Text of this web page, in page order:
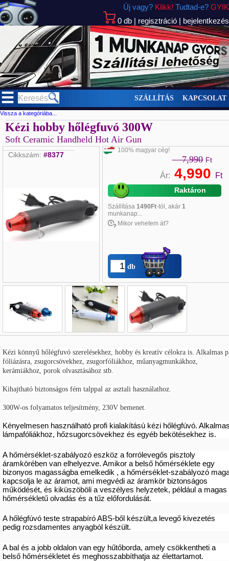
0 db | regisztráció | bejelentkezés
Új vagy? Klikk! Tudtad-e? GYIK
>
SZÁLLÍTÁS KAPCSOLAT
Vissza a kategóriába...
Kézi hobby hőlégfuvó 300W
Soft Ceramic Handheld Hot Air Gun
Cikkszám: #8377
100% magyar cég!
7,990 Ft
Ár:4,990 Ft
Raktáron
Szállítása1490Ft-tól, akár1
munkanap...
Mikor vehetem át?
db
E-mail* :
Telefon*
Kézi könnyű hőlégfuvó szerelésekhez, hobby és kreatív célokra is. Alkalmas
fóliázásra, zsugorcsövekhez, zsugorfóliákhoz, műanyagmunkákhoz,
kerámiákhoz, porok olvasztásához stb.
Kihajtható biztonságos fém talppal az asztali használathoz.
300W-os folyamatos teljesítmény, 230V bemenet.
Kényelmesen használható profi kialakítású kézi hőlégfúvó.
lámpafóliákhoz, hőzsugorcsövekhez és egyéb bekötésekhez is.
A hőmérséklet-szabályozó eszköz a forrólevegős pisztoly
áramkörében van elhelyezve. Amikor a belső hőmérséklete egy
bizonyos magasságba emelkedik , a hőmérséklet-szabályozó
kapcsolja le az áramot, ami megvédi az áramkör biztonságos
működését, és kiküszöböli a veszélyes helyzetek, például a magas
hőmérsékletű olvadás és a tűz előfordulását.
A hőlégfúvó teste strapabíró ABS-ből készült,a levegő kivezetés
pedig rozsdamentes anyagból készült.
A bal és a jobb oldalon van egy hűtőborda, amely csökkentheti a
belső hőmérsékletet és meghosszabbíthatja az élettartamot.